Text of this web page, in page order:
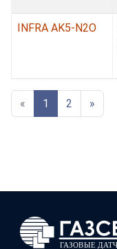
INFRA AK5-N2O
« 1 2 »